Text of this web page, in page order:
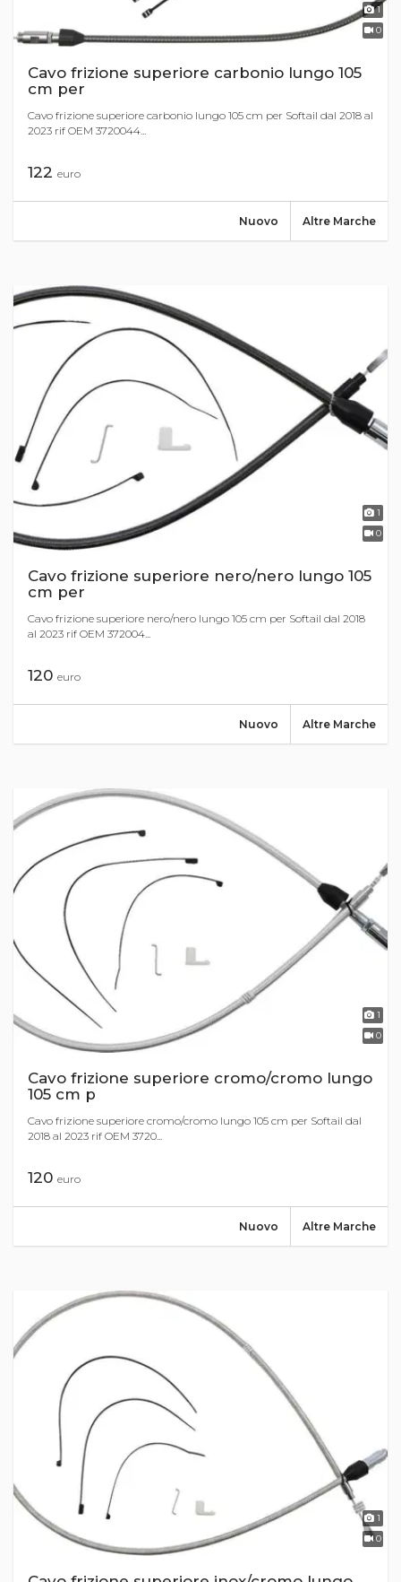
1
0
Cavo frizione superiore carbonio lungo 105
cm per
Cavo frizione superiore carbonio lungo 105 cm per Softail dal 2018 al
2023 rif OEM 3720044...
122 euro
Altre Marche
Nuovo
1
0
Cavo frizione superiore nero/nero lungo 105
cm per
Cavo frizione superiore nero/nero lungo 105 cm per Softail dal 2018
al 2023 rif OEM 372004...
120 euro
Altre Marche
Nuovo
1
0
Cavo frizione superiore cromo/cromo lungo
105 cm p
Cavo frizione superiore cromo/cromo lungo 105 cm per Softail dal
2018 al 2023 rif OEM 3720...
120 euro
Altre Marche
Nuovo
1
0